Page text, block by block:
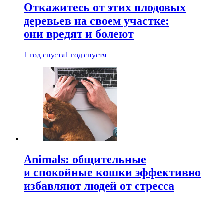
Откажитесь от этих плодовых
деревьев на своем участке:
они вредят и болеют
1 год спустя1 год спустя
Animals: общительные
и спокойные кошки эффективно
избавляют людей от стресса